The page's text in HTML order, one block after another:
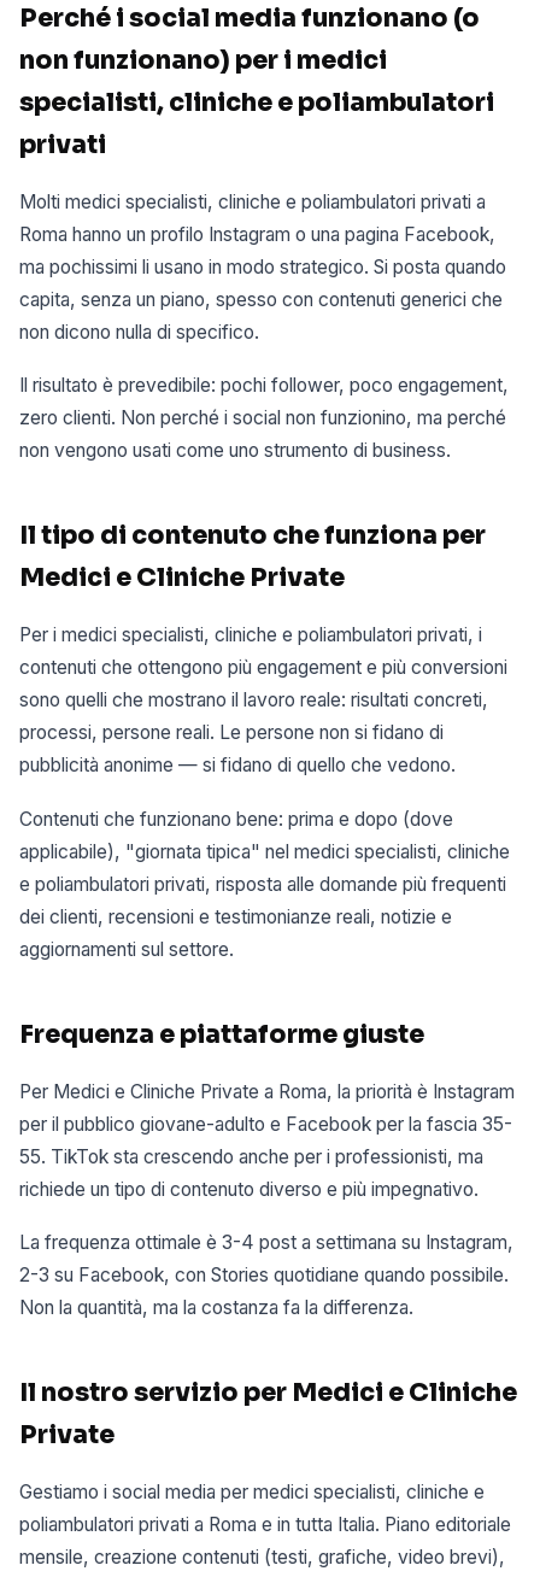
Perché i social media funzionano (o
non funzionano) per i medici
specialisti, cliniche e poliambulatori
privati
Molti medici specialisti, cliniche e poliambulatori privati a
Roma hanno un profilo Instagram o una pagina Facebook,
ma pochissimi li usano in modo strategico. Si posta quando
capita, senza un piano, spesso con contenuti generici che
non dicono nulla di specifico.
Il risultato è prevedibile: pochi follower, poco engagement,
zero clienti. Non perché i social non funzionino, ma perché
non vengono usati come uno strumento di business.
Il tipo di contenuto che funziona per
Medici e Cliniche Private
Per i medici specialisti, cliniche e poliambulatori privati, i
contenuti che ottengono più engagement e più conversioni
sono quelli che mostrano il lavoro reale: risultati concreti,
processi, persone reali. Le persone non si fidano di
pubblicità anonime — si fidano di quello che vedono.
Contenuti che funzionano bene: prima e dopo (dove
applicabile), "giornata tipica" nel medici specialisti, cliniche
e poliambulatori privati, risposta alle domande più frequenti
dei clienti, recensioni e testimonianze reali, notizie e
aggiornamenti sul settore.
Frequenza e piattaforme giuste
Per Medici e Cliniche Private a Roma, la priorità è Instagram
per il pubblico giovane-adulto e Facebook per la fascia 35-
55. TikTok sta crescendo anche per i professionisti, ma
richiede un tipo di contenuto diverso e più impegnativo.
La frequenza ottimale è 3-4 post a settimana su Instagram,
2-3 su Facebook, con Stories quotidiane quando possibile.
Non la quantità, ma la costanza fa la differenza.
Il nostro servizio per Medici e Cliniche
Private
Gestiamo i social media per medici specialisti, cliniche e
poliambulatori privati a Roma e in tutta Italia. Piano editoriale
mensile, creazione contenuti (testi, grafiche, video brevi),